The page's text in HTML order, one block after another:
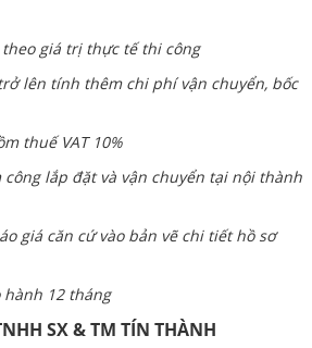
giá trị thực tế thi công
lên tính thêm chi phí vận chuyển, bốc
thuế VAT 10%
công lắp đặt và vận chuyển tại nội thành
giá căn cứ vào bản vẽ chi tiết hồ sơ
hành 12 tháng
SX & TM TÍN THÀNH